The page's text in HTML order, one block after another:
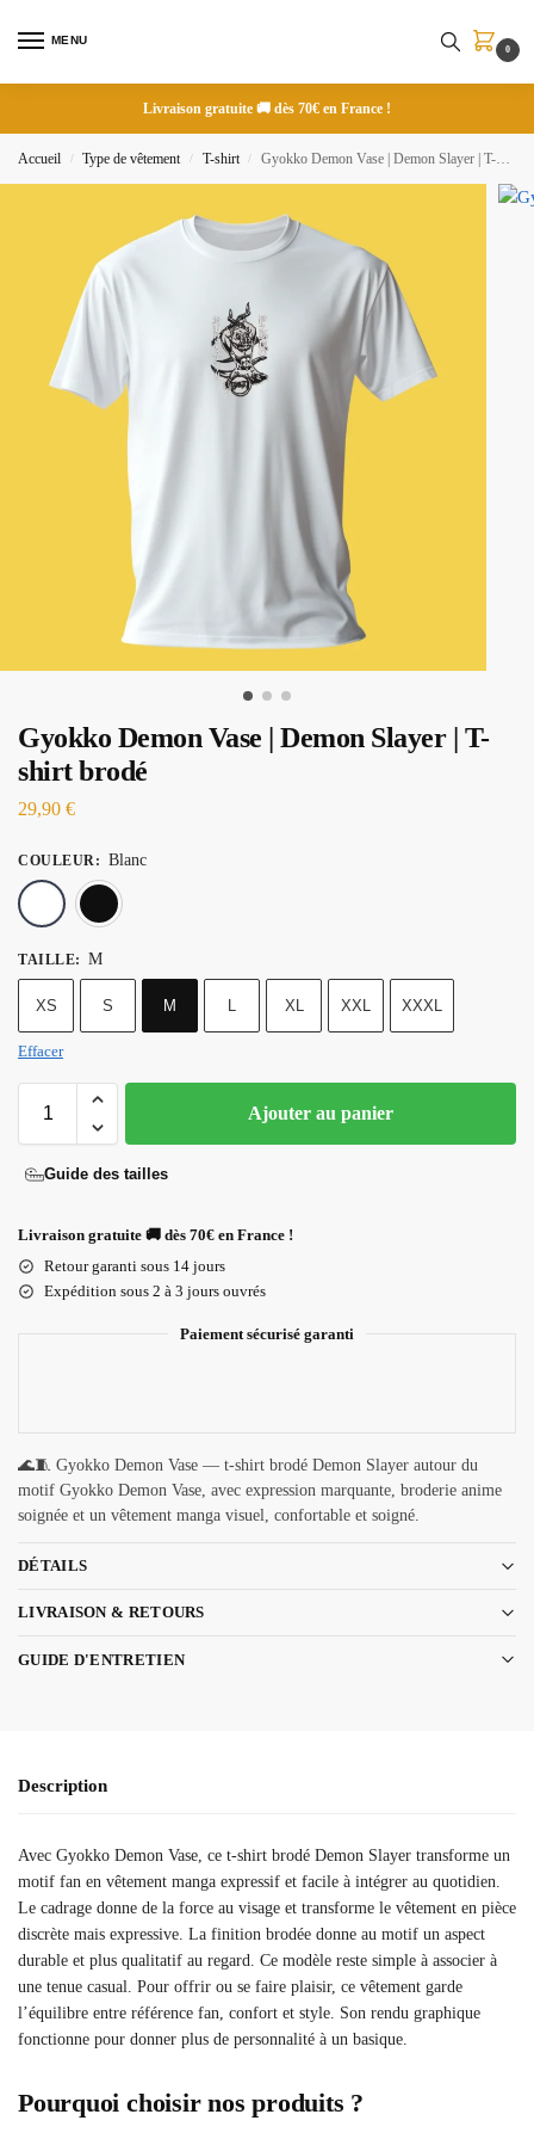
MENU
0
Livraison gratuite 🚚 dès 70€ en France !
Accueil / Type de vêtement / T-shirt / Gyokko Demon Vase | Demon Slayer | T-shirt brodé
Gyokko Demon Vase | Demon Slayer | T-
shirt brodé
29,90 €
COULEUR : Blanc
TAILLE: M
XS S M L XL XXL XXXL
Effacer
Ajouter au panier
Guide des tailles
Livraison gratuite 🚚 dès 70€ en France !
Retour garanti sous 14 jours
Expédition sous 2 à 3 jours ouvrés
Paiement sécurisé garanti
🌊🧵 Gyokko Demon Vase — t-shirt brodé Demon Slayer autour du
motif Gyokko Demon Vase, avec expression marquante, broderie anime
soignée et un vêtement manga visuel, confortable et soigné.
DÉTAILS
LIVRAISON & RETOURS
GUIDE D'ENTRETIEN
Description
Avec Gyokko Demon Vase, ce t-shirt brodé Demon Slayer transforme un
motif fan en vêtement manga expressif et facile à intégrer au quotidien.
Le cadrage donne de la force au visage et transforme le vêtement en pièce
discrète mais expressive. La finition brodée donne au motif un aspect
durable et plus qualitatif au regard. Ce modèle reste simple à associer à
une tenue casual. Pour offrir ou se faire plaisir, ce vêtement garde
l’équilibre entre référence fan, confort et style. Son rendu graphique
fonctionne pour donner plus de personnalité à un basique.
Pourquoi choisir nos produits ?